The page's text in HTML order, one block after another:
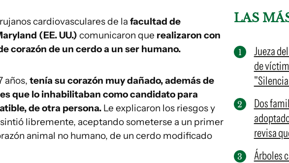
cardiovasculares de la facultad de
(EE. UU.) comunicaron que realizaron con
corazón de un cerdo a un ser humano.
años, tenía su corazón muy dañado, además de
que lo inhabilitaban como candidato para
de otra persona. Le explicaron los riesgos y
libremente, aceptando someterse a un primer
animal no humano, de un cerdo modificado
LAS
Jueza
de
Dos
revisa
Árboles